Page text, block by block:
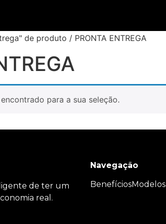
de produto / PRONTA ENTREGA
para a sua seleção.
de ter um
real.
Navegação
BenefíciosModelos